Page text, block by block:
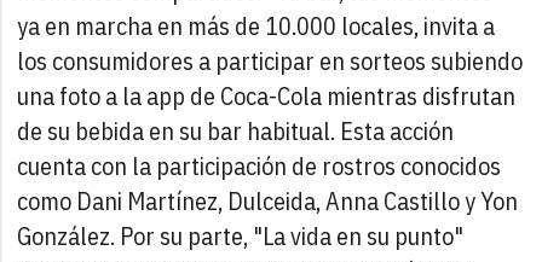
ya en marcha en más de 10.000 locales, invita a
los consumidores a participar en sorteos subiendo
una foto a la app de Coca-Cola mientras disfrutan
de su bebida en su bar habitual. Esta acción
cuenta con la participación de rostros conocidos
como Dani Martínez, Dulceida, Anna Castillo y Yon
González. Por su parte, "La vida en su punto"